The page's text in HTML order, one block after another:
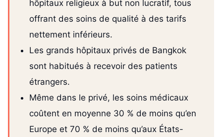
hôpitaux religieux à but non lucratif, tous
offrant des soins de qualité à des tarifs
nettement inférieurs.
Les grands hôpitaux privés de Bangkok
sont habitués à recevoir des patients
étrangers.
Même dans le privé, les soins médicaux
coûtent en moyenne 30 % de moins qu’en
Europe et 70 % de moins qu’aux États-